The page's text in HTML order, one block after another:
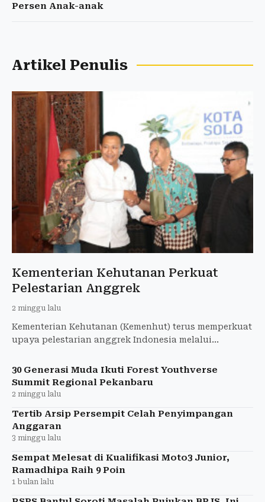
Persen Anak-anak
Artikel Penulis
Kementerian Kehutanan Perkuat
Pelestarian Anggrek
2 minggu lalu
Kementerian Kehutanan (Kemenhut) terus memperkuat
upaya pelestarian anggrek Indonesia melalui
edukasi
30 Generasi Muda Ikuti Forest Youthverse
Summit Regional Pekanbaru
2 minggu lalu
Tertib Arsip Persempit Celah Penyimpangan
Anggaran
3 minggu lalu
Sempat Melesat di Kualifikasi Moto3 Junior,
Ramadhipa Raih 9 Poin
1 bulan lalu